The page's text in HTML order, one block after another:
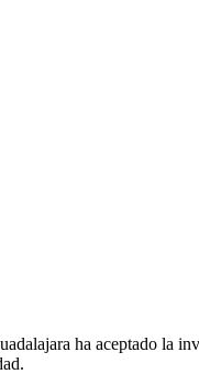
ha aceptado la